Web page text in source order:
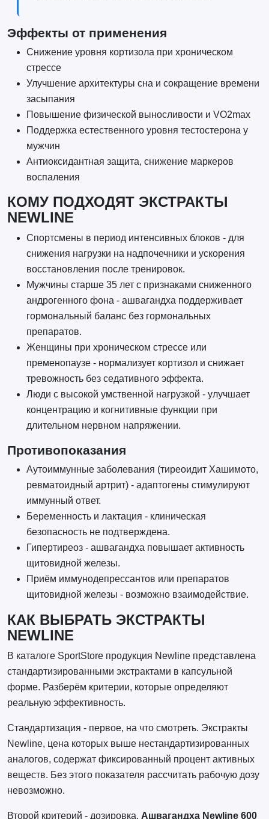
Эффекты от применения
Снижение уровня кортизола при хроническом
стрессе
Улучшение архитектуры сна и сокращение времени
засыпания
Повышение физической выносливости и VO2max
Поддержка естественного уровня тестостерона у
мужчин
Антиоксидантная защита, снижение маркеров
воспаления
КОМУ ПОДХОДЯТ ЭКСТРАКТЫ
NEWLINE
Спортсмены в период интенсивных блоков - для
снижения нагрузки на надпочечники и ускорения
восстановления после тренировок.
Мужчины старше 35 лет с признаками сниженного
андрогенного фона - ашвагандха поддерживает
гормональный баланс без гормональных
препаратов.
Женщины при хроническом стрессе или
пременопаузе - нормализует кортизол и снижает
тревожность без седативного эффекта.
Люди с высокой умственной нагрузкой - улучшает
концентрацию и когнитивные функции при
длительном нервном напряжении.
Противопоказания
Аутоиммунные заболевания (тиреоидит Хашимото,
ревматоидный артрит) - адаптогены стимулируют
иммунный ответ.
Беременность и лактация - клиническая
безопасность не подтверждена.
Гипертиреоз - ашвагандха повышает активность
щитовидной железы.
Приём иммунодепрессантов или препаратов
щитовидной железы - возможно взаимодействие.
КАК ВЫБРАТЬ ЭКСТРАКТЫ
NEWLINE
В каталоге SportStore продукция Newline представлена
стандартизированными экстрактами в капсульной
форме. Разберём критерии, которые определяют
реальную эффективность.
Стандартизация - первое, на что смотреть. Экстракты
Newline, цена которых выше нестандартизированных
аналогов, содержат фиксированный процент активных
веществ. Без этого показателя рассчитать рабочую дозу
невозможно.
Второй критерий - дозировка. Ашвагандха Newline 600